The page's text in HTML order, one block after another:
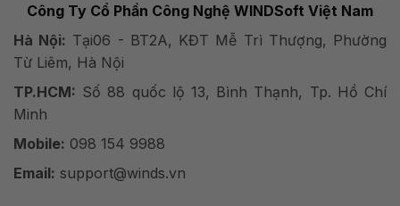
Công Ty Cổ Phần Công Nghệ WINDSoft Việt Nam
Hà Nội: Tại06 - BT2A, KĐT Mễ Trì Thượng, Phường
Từ Liêm, Hà Nội
TP.HCM: Số 88 quốc lộ 13, Bình Thạnh, Tp. Hồ Chí
Minh
Mobile: 098 154 9988
Email: support@winds.vn